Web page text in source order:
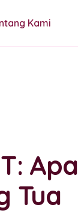
Kami
Apa
Tua